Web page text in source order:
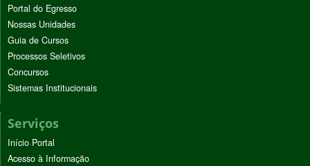
Portal do Egresso
Nossas Unidades
Guia de Cursos
Processos Seletivos
Concursos
Sistemas Institucionais
Serviços
Início Portal
Acesso à Informação